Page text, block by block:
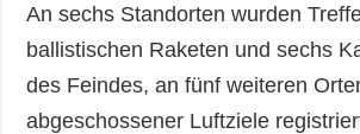
An sechs Standorten wurden
ballistischen Raketen und sechs
des Feindes, an fünf weiteren
abgeschossener Luftziele